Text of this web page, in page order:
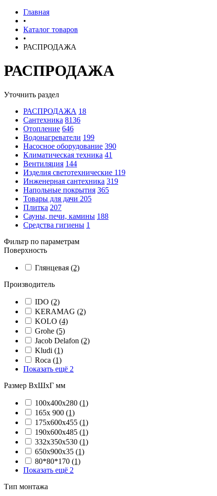
Главная
•
Каталог товаров
•
РАСПРОДАЖА
РАСПРОДАЖА
Уточнить раздел
РАСПРОДАЖА 18
Сантехника 8136
Отопление 646
Водонагреватели 199
Насосное оборудование 390
Климатическая техника 41
Вентиляция 144
Изделия светотехнические 119
Инженерная сантехника 319
Напольные покрытия 365
Товары для дачи 205
Плитка 207
Сауны, печи, камины 188
Средства гигиены 1
Фильтр по параметрам
Поверхность
Глянцевая (2)
Производитель
IDO (2)
KERAMAG (2)
KOLO (4)
Grohe (5)
Jacob Delafon (2)
Kludi (1)
Roca (1)
Показать ещё 2
Размер ВхШхГ мм
100х400х280 (1)
165х 900 (1)
175х600х455 (1)
190х600х485 (1)
332х350х530 (1)
650х900х35 (1)
80*80*170 (1)
Показать ещё 2
Тип монтажа